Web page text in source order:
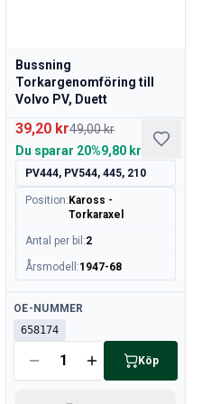
Bussning
Torkargenomföring till
Volvo PV, Duett
39,20 kr49,00 kr
Du sparar 20%9,80 kr
PV444, PV544, 445, 210
Position: Kaross -
Torkaraxel
Antal per bil :2
Årsmodell :1947-68
Tillgänglig
OE-NUMMER
658174
Köp